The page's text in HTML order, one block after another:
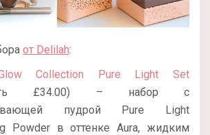
от Delilah:
Collection Pure Light Set
£34.00) – набор с
пудрой Pure Light
Powder в оттенке Aura, жидким